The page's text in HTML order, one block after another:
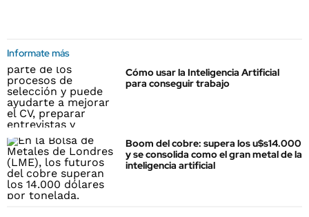
Informate más
Cómo usar la Inteligencia Artificial
para conseguir trabajo
Boom del cobre: supera los u$s14.000
y se consolida como el gran metal de la
inteligencia artificial